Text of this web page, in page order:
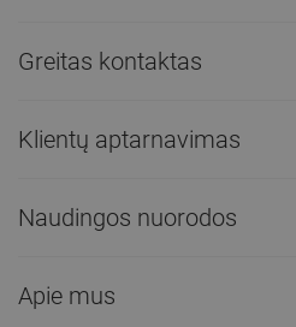
Greitas kontaktas
Klientų aptarnavimas
Naudingos nuorodos
Apie mus